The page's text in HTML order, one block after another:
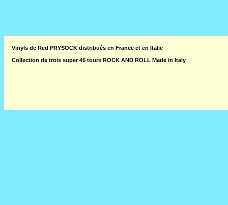
Vinyls de Red PRYSOCK distribués en France et en Italie
Collection de trois super 45 tours ROCK AND ROLL Made in Italy